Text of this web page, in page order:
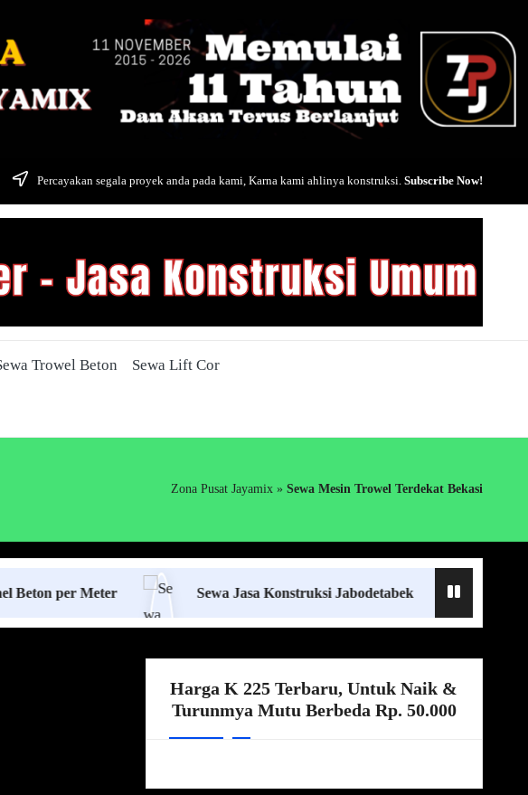
Percayakan segala proyek anda pada kami, Karna kami ahlinya konstruksi. Subscribe Now!
Trowel Beton Sewa Lift Cor
Zona Pusat Jayamix » Sewa Mesin Trowel Terdekat Bekasi
Meter Sewa Jasa Konstruksi Jabodetabek
Harga K 225 Terbaru, Untuk Naik &
Turunmya Mutu Berbeda Rp. 50.000